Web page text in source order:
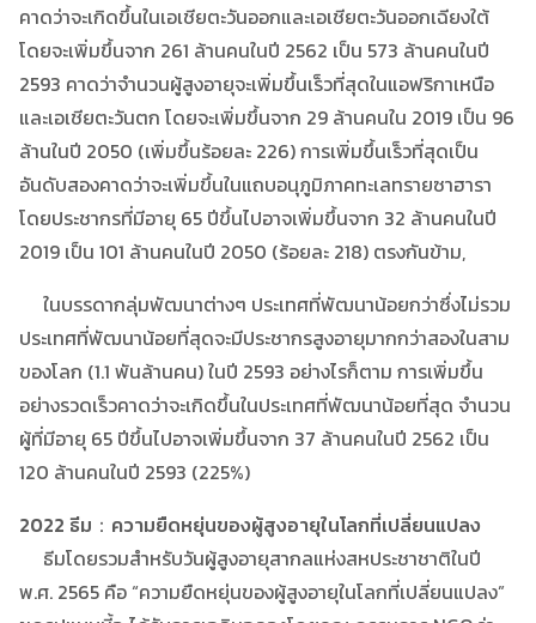
คาดว่าจะเกิดขึ้นในเอเชียตะวันออกและเอเชียตะวันออกเฉียงใต้
โดยจะเพิ่มขึ้นจาก 261 ล้านคนในปี 2562 เป็น 573 ล้านคนในปี
2593 คาดว่าจำนวนผู้สูงอายุจะเพิ่มขึ้นเร็วที่สุดในแอฟริกาเหนือ
และเอเชียตะวันตก โดยจะเพิ่มขึ้นจาก 29 ล้านคนใน 2019 เป็น 96
ล้านในปี 2050 (เพิ่มขึ้นร้อยละ 226) การเพิ่มขึ้นเร็วที่สุดเป็น
อันดับสองคาดว่าจะเพิ่มขึ้นในแถบอนุภูมิภาคทะเลทรายซาฮารา
โดยประชากรที่มีอายุ 65 ปีขึ้นไปอาจเพิ่มขึ้นจาก 32 ล้านคนในปี
2019 เป็น 101 ล้านคนในปี 2050 (ร้อยละ 218) ตรงกันข้าม,
ในบรรดากลุ่มพัฒนาต่างๆ ประเทศที่พัฒนาน้อยกว่าซึ่งไม่รวม
ประเทศที่พัฒนาน้อยที่สุดจะมีประชากรสูงอายุมากกว่าสองในสาม
ของโลก (1.1 พันล้านคน) ในปี 2593 อย่างไรก็ตาม การเพิ่มขึ้น
อย่างรวดเร็วคาดว่าจะเกิดขึ้นในประเทศที่พัฒนาน้อยที่สุด จำนวน
ผู้ที่มีอายุ 65 ปีขึ้นไปอาจเพิ่มขึ้นจาก 37 ล้านคนในปี 2562 เป็น
120 ล้านคนในปี 2593 (225%)
2022 ธีม：ความยืดหยุ่นของผู้สูงอายุในโลกที่เปลี่ยนแปลง
ธีมโดยรวมสำหรับวันผู้สูงอายุสากลแห่งสหประชาชาติในปี
พ.ศ. 2565 คือ “ความยืดหยุ่นของผู้สูงอายุในโลกที่เปลี่ยนแปลง”